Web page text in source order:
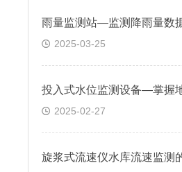
2025-03-25
2025-02-27